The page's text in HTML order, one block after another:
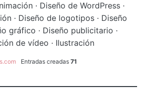
· Diseño de WordPress ·
· Diseño de logotipos · Diseño
gráfico · Diseño publicitario ·
de vídeo · Ilustración
Entradas creadas 71